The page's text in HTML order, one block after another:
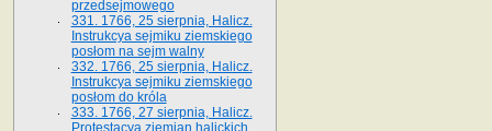
przedsejmowego
331. 1766, 25 sierpnia, Halicz.
Instrukcya sejmiku ziemskiego
posłom na sejm walny
332. 1766, 25 sierpnia, Halicz.
Instrukcya sejmiku ziemskiego
posłom do króla
333. 1766, 27 sierpnia, Halicz.
Protestacya ziemian halickich